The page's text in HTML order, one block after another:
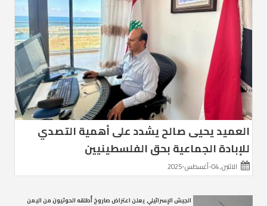
العميد يحيى صالح يشدد على أهمية التصدي
للإبادة الجماعية بحق الفلسطينيين
الاثنين, 04-أغسطس-2025
الجيش الإسرائيلي يعلن اعتراض صاروخ أُطلقه الحوثيون من اليمن